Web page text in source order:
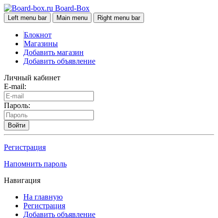
Board-Box
Left menu bar Main menu Right menu bar
Блокнот
Магазины
Добавить магазин
Добавить объявление
Личный кабинет
E-mail:
Пароль:
Войти
Регистрация
Напомнить пароль
Навигация
На главную
Регистрация
Добавить объявление